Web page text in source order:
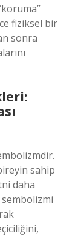
fiziksel bir
sonra
sahip
daha